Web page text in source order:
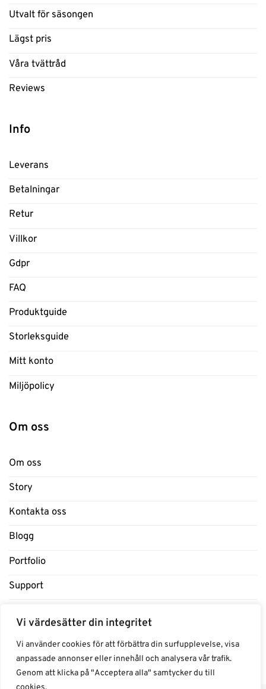
Vi värdesätter din integritet
Vi använder cookies för att förbättra din surfupplevelse, visa
anpassade annonser eller innehåll och analysera vår trafik.
Genom att klicka på "Acceptera alla" samtycker du till
Utvalt för säsongen
Lägst pris
Våra tvättråd
Reviews
Info
Leverans
Betalningar
Retur
Villkor
Gdpr
FAQ
Produktguide
Storleksguide
Mitt konto
Miljöpolicy
Om oss
Om oss
Story
Kontakta oss
Blogg
Portfolio
Support